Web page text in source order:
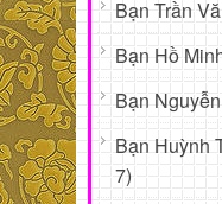
Bạn Trần
Bạn Hồ
Bạn
Bạn Huỳnh
7)